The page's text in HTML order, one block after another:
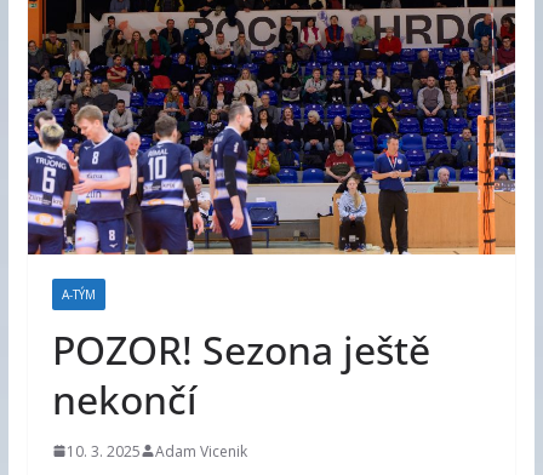
A-TÝM
POZOR! Sezona ještě
nekončí
10. 3. 2025 Adam Vicenik